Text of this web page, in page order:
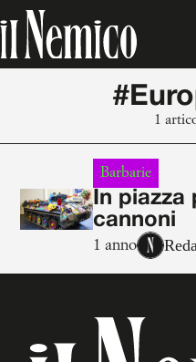
1
Barbarie
In piazza
cannoni
1 anno